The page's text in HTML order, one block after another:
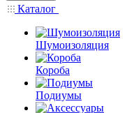
Каталог
Шумоизоляция
Короба
Подиумы